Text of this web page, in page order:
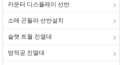
카운터 디스플레이 선반
소매 곤돌라 선반설치
슬랫 트월 진열대
방적공 진열대